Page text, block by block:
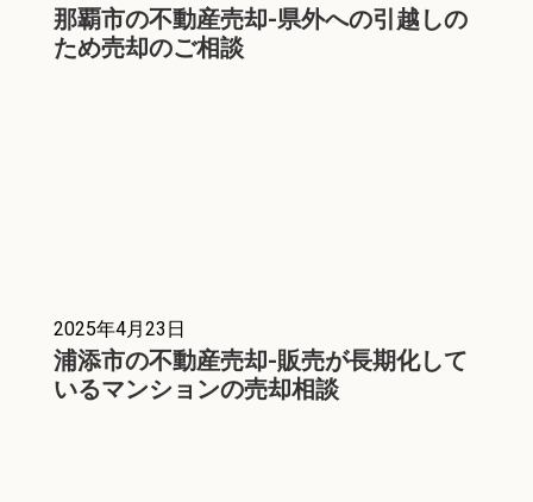
那覇市の不動産売却-県外への引越しの
ため売却のご相談
2025年4月23日
浦添市の不動産売却-販売が長期化して
いるマンションの売却相談